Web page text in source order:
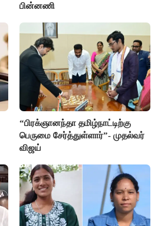
பின்னணி
“பிரக்ஞானந்தா தமிழ்நாட்டிற்கு
பெருமை சேர்த்துள்ளார்”- முதல்வர்
விஜய்